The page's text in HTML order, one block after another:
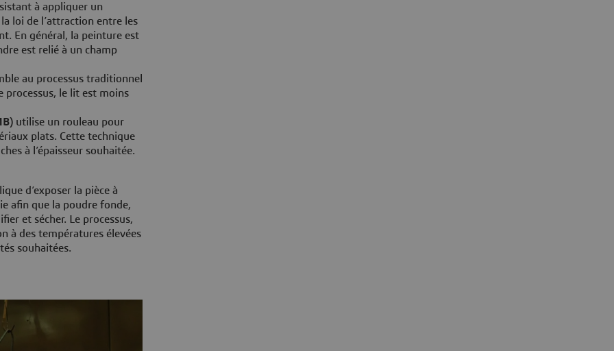
à appliquer un
loi de l’attraction entre les
En général, la peinture est
est relié à un champ
au processus traditionnel
processus, le lit est moins
utilise un rouleau pour
plats. Cette technique
à l’épaisseur souhaitée.
d’exposer la pièce à
afin que la poudre fonde,
et sécher. Le processus,
à des températures élevées
souhaitées.